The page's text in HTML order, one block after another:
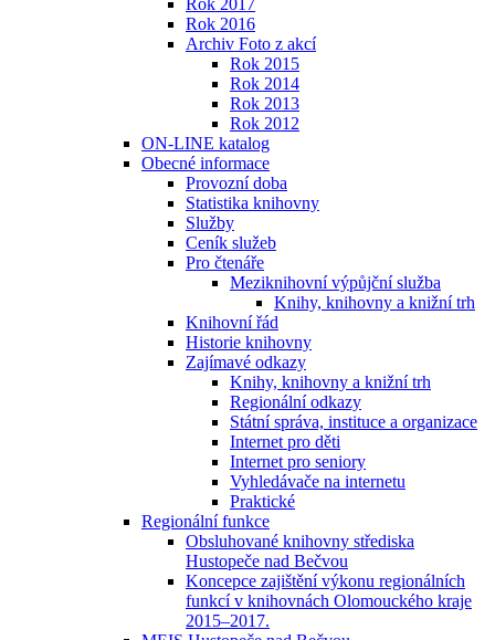
Rok 2017
Rok 2016
Archiv Foto z akcí
Rok 2015
Rok 2014
Rok 2013
Rok 2012
ON-LINE katalog
Obecné informace
Provozní doba
Statistika knihovny
Služby
Ceník služeb
Pro čtenáře
Meziknihovní výpůjční služba
Knihy, knihovny a knižní trh
Knihovní řád
Historie knihovny
Zajímavé odkazy
Knihy, knihovny a knižní trh
Regionální odkazy
Státní správa, instituce a organizace
Internet pro děti
Internet pro seniory
Vyhledávače na internetu
Praktické
Regionální funkce
Obsluhované knihovny střediska
Hustopeče nad Bečvou
Koncepce zajištění výkonu regionálních
funkcí v knihovnách Olomouckého kraje
2015–2017.